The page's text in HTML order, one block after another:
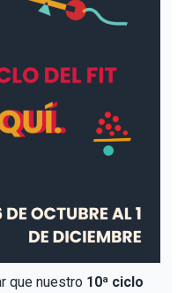
que nuestro 10ª ciclo